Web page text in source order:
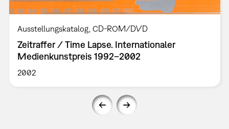
Ausstellungskatalog CD-ROM/DVD
Zeitraffer / Time Lapse. Internationaler
Medienkunstpreis 1992–2002
2002